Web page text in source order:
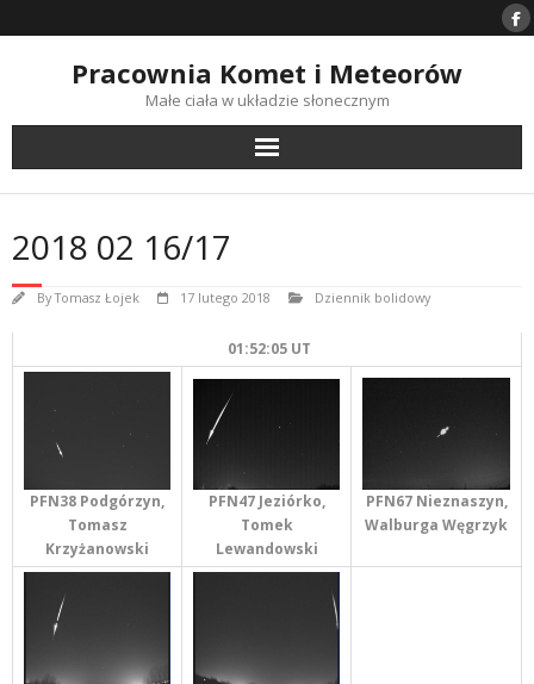
to
Pracownia Komet i Meteorów
Małe ciała w układzie słonecznym
2018 02 16/17
ByTomasz Łojek 17 lutego 2018 Dziennik bolidowy
01:52:05 UT
PFN38 Podgórzyn,
Tomasz
Krzyżanowski
PFN47 Jeziórko,
Tomek
Lewandowski
PFN67 Nieznaszyn,
Walburga Węgrzyk